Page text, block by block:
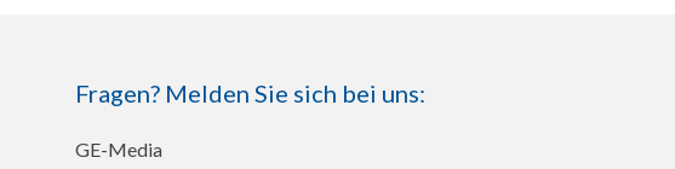
Fragen? Melden Sie sich bei uns:
GE-Media